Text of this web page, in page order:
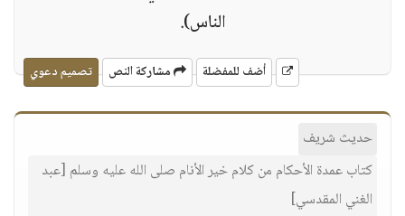
الناس).
أضف للمفضلة مشاركة النص تصميم دعوي
حديث شريف
كتاب عمدة الأحكام من كلام خير الأنام صلى الله عليه وسلم [عبد
الغني المقدسي]